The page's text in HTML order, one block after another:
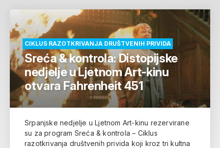
CIKLUS RAZOTKRIVANJA DRUŠTVENIH PRIVIDA
Sreća & kontrola: Distopijske
nedjelje u Ljetnom Art-kinu
otvara Fahrenheit 451
Srpanjske nedjelje u Ljetnom Art-kinu rezervirane
su za program Sreća & kontrola – Ciklus
razotkrivanja društvenih privida koji kroz tri kultna